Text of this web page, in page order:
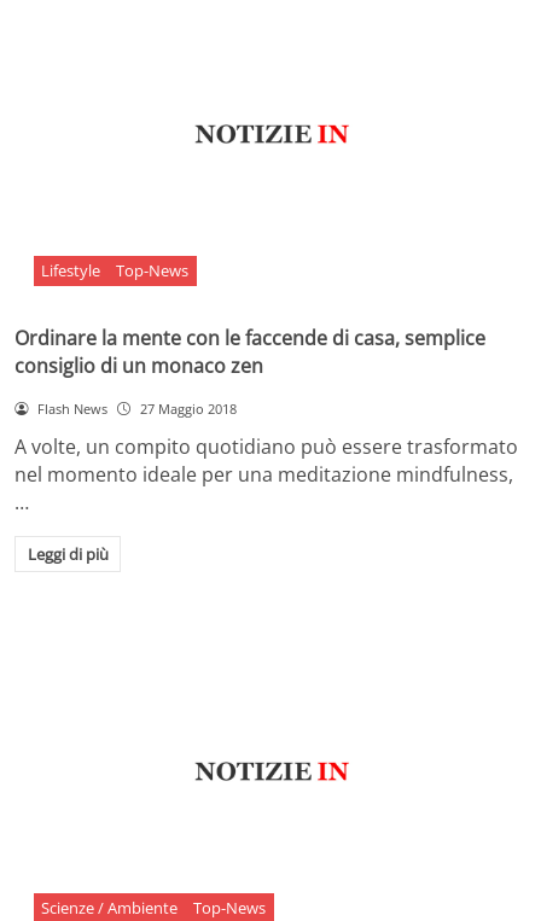
Lifestyle Top-News
Ordinare la mente con le faccende di casa, semplice
consiglio di un monaco zen
Flash News 27 Maggio 2018
A volte, un compito quotidiano può essere trasformato
nel momento ideale per una meditazione mindfulness,
…
Leggi di più
Scienze / Ambiente Top-News